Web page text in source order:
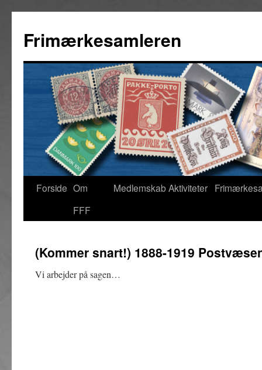
indhold
Frimærkesamleren
Forside Om
FFF
Medlemskab Aktiviteter
(Kommer snart!) 1888-1919
Vi arbejder på sagen…